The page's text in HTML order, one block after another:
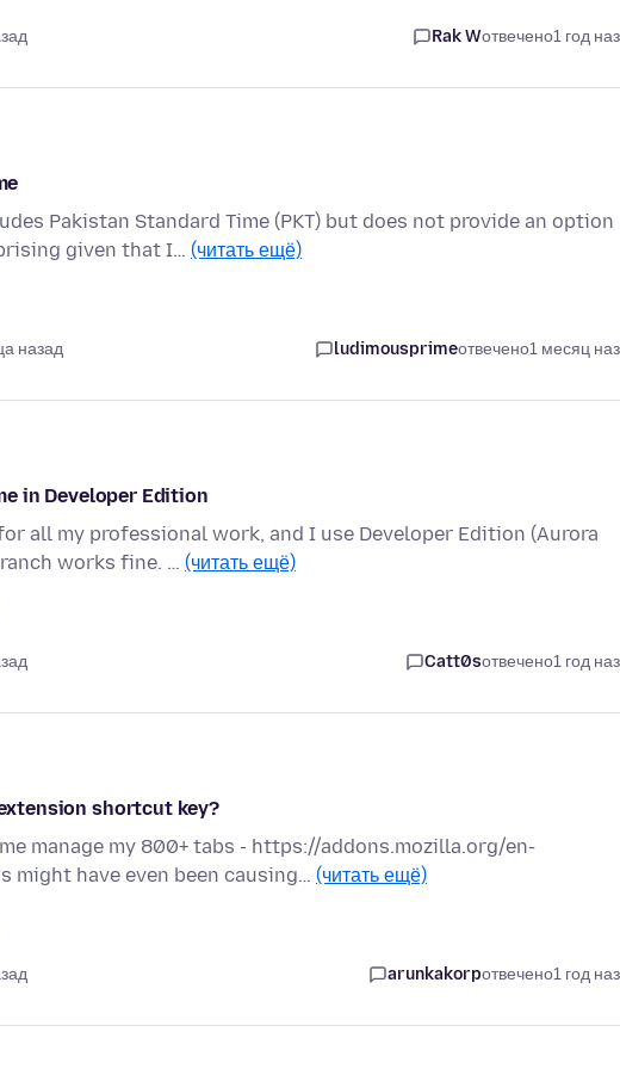
Rak Wотвечено1 год
Pakistan Standard Time (PKT) but does not provide an option
given that I… (читать ещё)
назад ludimousprimeотвечено1 месяц
in Developer Edition
all my professional work, and I use Developer Edition (Aurora
works fine. … (читать ещё)
Catt0sотвечено1 год
shortcut key?
manage my 800+ tabs - https://addons.mozilla.org/en-
might have even been causing… (читать ещё)
arunkakorpотвечено1 год